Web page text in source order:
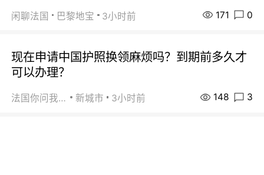
闲聊法国 巴黎地宝 3小时前 171 0
现在申请中国护照换领麻烦吗？到期前多久才
可以办理？
法国你问我答 新城市 3小时前 148 3